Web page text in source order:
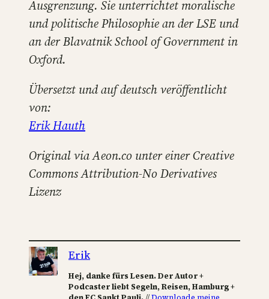
Ausgrenzung. Sie unterrichtet moralische
und politische Philosophie an der LSE und
an der Blavatnik School of Government in
Oxford.
Übersetzt und auf deutsch veröffentlicht
von:
Erik Hauth
Original via Aeon.co unter einer Creative
Commons Attribution-No Derivatives
Lizenz
Erik
Hej, danke fürs Lesen. Der Autor +
Podcaster liebt Segeln, Reisen, Hamburg +